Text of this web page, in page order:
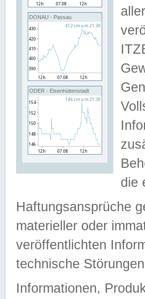
DONAU - Passau
ODER - Eisenhüttenstadt
die
Haftungsansprüche
materieller oder
veröffentlichten
technische
Informationen,